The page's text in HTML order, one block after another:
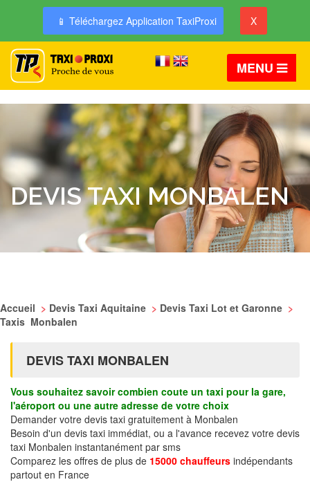
📱 Téléchargez Application TaxiProxi X
MENU
DEVIS TAXI MONBALEN
Accueil > Devis Taxi Aquitaine > Devis Taxi Lot et Garonne >
Taxis Monbalen
DEVIS TAXI MONBALEN
Vous souhaitez savoir combien coute un taxi pour la gare,
l'aéroport ou une autre adresse de votre choix
Demander votre devis taxi gratuitement à Monbalen
Besoin d'un devis taxi immédiat, ou a l'avance recevez votre devis
taxi Monbalen instantanément par sms
Comparez les offres de plus de 15000 chauffeurs indépendants
partout en France